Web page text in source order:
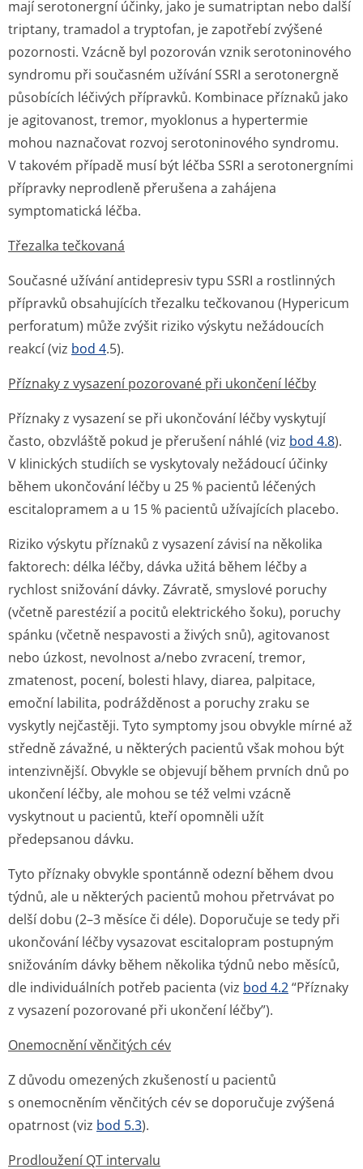
mají serotonergní účinky, jako je sumatriptan nebo další
triptany, tramadol a tryptofan, je zapotřebí zvýšené
pozornosti. Vzácně byl pozorován vznik serotoninového
syndromu při současném užívání SSRI a serotonergně
působících léčivých přípravků. Kombinace příznaků jako
je agitovanost, tremor, myoklonus a hypertermie
mohou naznačovat rozvoj serotoninového syndromu.
V takovém případě musí být léčba SSRI a serotonergními
přípravky neprodleně přerušena a zahájena
symptomatická léč­ba.
Třezalka tečkovaná
Současné užívání antidepresiv typu SSRI a rostlinných
přípravků obsahujících třezalku tečkovanou (Hypericum
perforatum) může zvýšit riziko výskytu nežádoucích
reakcí (viz bod 4.5).
Příznaky z vysazení pozorované při ukončení léčby
Příznaky z vysazení se při ukončování léčby vyskytují
často, obzvláště pokud je přerušení náhlé (viz bod 4.8).
V klinických studiích se vyskytovaly nežádoucí účinky
během ukončování léčby u 25 % pacientů léčených
escitalopramem a u 15 % pacientů užívajících placebo.
Riziko výskytu příznaků z vysazení závisí na několika
faktorech: délka léčby, dávka užitá během léčby a
rychlost snižování dávky. Závratě, smyslové poruchy
(včetně parestézií a pocitů elektrického šoku), poruchy
spánku (včetně nespavosti a živých snů), agitovanost
nebo úzkost, nevolnost a/nebo zvracení, tremor,
zmatenost, pocení, bolesti hlavy, diarea, palpitace,
emoční labilita, podrážděnost a poruchy zraku se
vyskytly nejčastěji. Tyto symptomy jsou obvykle mírné až
středně závažné, u některých pacientů však mohou být
intenzivnější. Obvykle se objevují během prvních dnů po
ukončení léčby, ale mohou se též velmi vzácně
vyskytnout u pacientů, kteří opomněli užít
předepsanou dávku.
Tyto příznaky obvykle spontánně odezní během dvou
týdnů, ale u některých pacientů mohou přetrvávat po
delší dobu (2–3 měsíce či déle). Doporučuje se tedy při
ukončování léčby vysazovat escitalopram postupným
snižováním dávky během několika týdnů nebo měsíců,
dle individuálních potřeb pacienta (viz bod 4.2“Příznaky
z vysazení pozorované při ukončení léčby”).
Onemocnění věnčitých cév
Z důvodu omezených zkušeností u pacientů
s onemocněním věnčitých cév se doporučuje zvýšená
opatrnost (viz bod 5.3).
Prodloužení QT intervalu